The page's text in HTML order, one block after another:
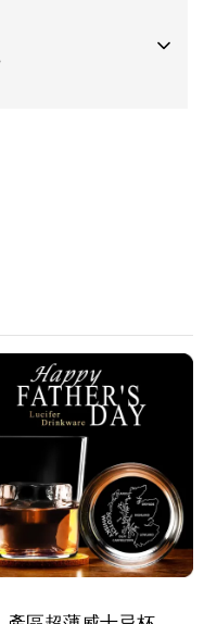
運
免運
元
元
費 250 元